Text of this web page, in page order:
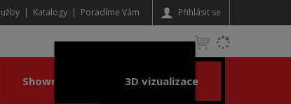
Katalogy Poradíme Vám Přihlásit se
Showroom 3D vizualizace